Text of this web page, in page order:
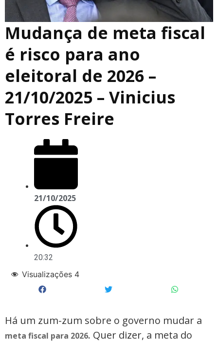
Mudança de meta fiscal
é risco para ano
eleitoral de 2026 –
21/10/2025 – Vinicius
Torres Freire
21/10/2025
20:32
Visualizações 4
Há um zum-zum sobre o governo mudar a
meta fiscal para 2026. Quer dizer, a meta do